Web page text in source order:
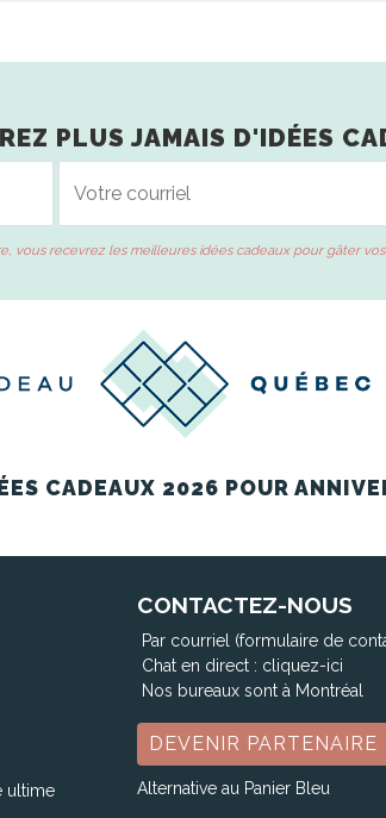
PLUS JAMAIS D'IDÉES
vous recevrez les meilleures idées cadeaux pour gâter
CADEAUX 2026 POUR
ultime
CONTACTEZ-NOUS
Par courriel (formulaire de
Chat en direct : cliquez-ici
Nos bureaux sont à Montréal
DEVENIR PARTENAIRE
Alternative au Panier Bleu